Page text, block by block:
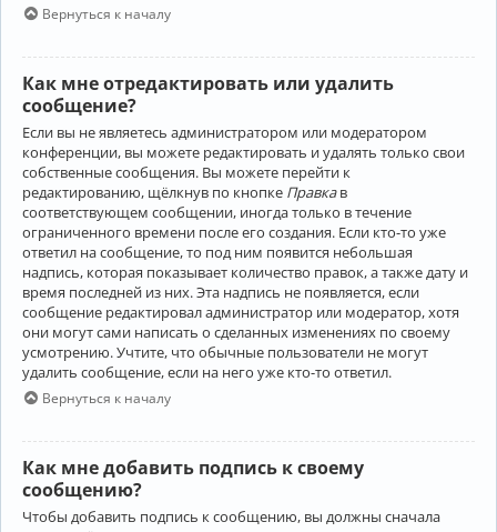
Вернуться к началу
Как мне отредактировать или удалить
сообщение?
Если вы не являетесь администратором или модератором
конференции, вы можете редактировать и удалять только свои
собственные сообщения. Вы можете перейти к
редактированию, щёлкнув по кнопке Правкав
соответствующем сообщении, иногда только в течение
ограниченного времени после его создания. Если кто-то уже
ответил на сообщение, то под ним появится небольшая
надпись, которая показывает количество правок, а также дату и
время последней из них. Эта надпись не появляется, если
сообщение редактировал администратор или модератор, хотя
они могут сами написать о сделанных изменениях по своему
усмотрению. Учтите, что обычные пользователи не могут
удалить сообщение, если на него уже кто-то ответил.
Вернуться к началу
Как мне добавить подпись к своему
сообщению?
Чтобы добавить подпись к сообщению, вы должны сначала